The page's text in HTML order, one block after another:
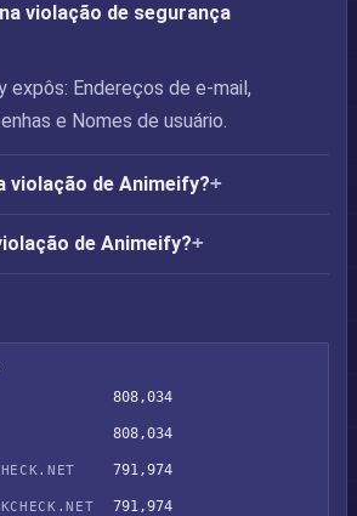
violação de segurança
expôs: Endereços de e-mail,
e Nomes de usuário.
violação de Animeify?
de Animeify?
808,034
808,034
791,974
791,974